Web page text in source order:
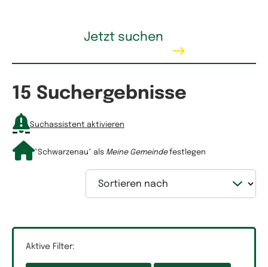
Jetzt suchen
15 Suchergebnisse
Suchassistent aktivieren
"Schwarzenau" als Meine Gemeindefestlegen
Sortieren nach
Aktive Filter: